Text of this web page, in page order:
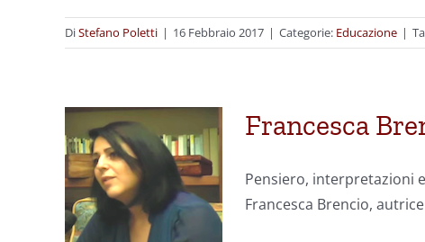
DiStefano Poletti | 16 Febbraio 2017 | Categorie: Educazione |
Francesca
Pensiero, interpretazioni
Francesca Brencio,